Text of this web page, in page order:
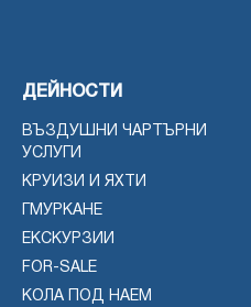
ДЕЙНОСТИ
ВЪЗДУШНИ ЧАРТЪРНИ
УСЛУГИ
КРУИЗИ И ЯХТИ
ГМУРКАНЕ
ЕКСКУРЗИИ
FOR-SALE
КОЛА ПОД НАЕМ